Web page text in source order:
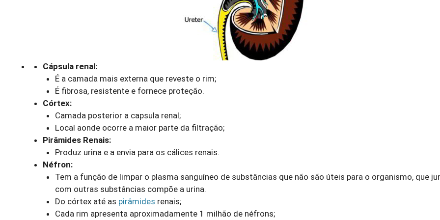
Cápsula renal:
É a camada mais externa que reveste o rim;
É fibrosa, resistente e fornece proteção.
Córtex:
Camada posterior a capsula renal;
Local aonde ocorre a maior parte da filtração;
Pirâmides Renais:
Produz urina e a envia para os cálices renais.
Néfron:
Tem a função de limpar o plasma sanguíneo de substâncias que não são úteis para o organismo, que
com outras substâncias compõe a urina.
Do córtex até as pirâmides renais;
Cada rim apresenta aproximadamente 1 milhão de néfrons;